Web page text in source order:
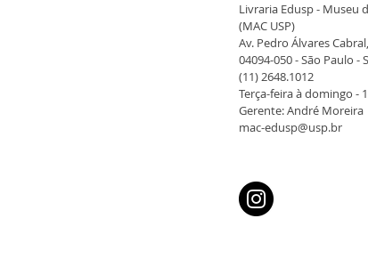
Livraria Edusp - Museu
(MAC USP)
Av. Pedro Álvares
04094-050 - São Paulo -
(11) 2648.1012
Terça-feira à domingo -
Gerente: André Moreira
mac-edusp@usp.br